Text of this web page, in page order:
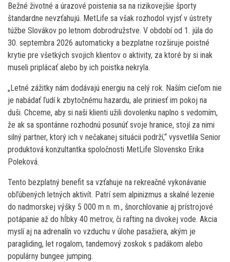
Bežné životné a úrazové poistenia sa na rizikovejšie športy
štandardne nevzťahujú. MetLife sa však rozhodol vyjsť v ústrety
túžbe Slovákov po letnom dobrodružstve. V období od 1. júla do
30. septembra 2026 automaticky a bezplatne rozširuje poistné
krytie pre všetkých svojich klientov o aktivity, za ktoré by si inak
museli priplácať alebo by ich poistka nekryla.
„Letné zážitky nám dodávajú energiu na celý rok. Naším cieľom nie
je nabádať ľudí k zbytočnému hazardu, ale priniesť im pokoj na
duši. Chceme, aby si naši klienti užili dovolenku naplno s vedomím,
že ak sa spontánne rozhodnú posunúť svoje hranice, stojí za nimi
silný partner, ktorý ich v nečakanej situácii podrží,“ vysvetlila Senior
produktová konzultantka spoločnosti MetLife Slovensko Erika
Poleková.
Tento bezplatný benefit sa vzťahuje na rekreačné vykonávanie
obľúbených letných aktivít. Patrí sem alpinizmus a skalné lezenie
do nadmorskej výšky 5 000 m n. m., šnorchlovanie aj prístrojové
potápanie až do hĺbky 40 metrov, či rafting na divokej vode. Akcia
myslí aj na adrenalín vo vzduchu v úlohe pasažiera, akým je
paragliding, let rogalom, tandemový zoskok s padákom alebo
populárny bungee jumping.